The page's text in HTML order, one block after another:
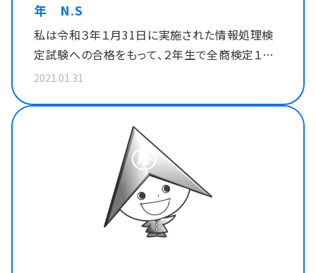
年 N.S
私は令和３年１月31日に実施された情報処理検
定試験への合格をもって、２年生で全商検定１級
の９冠を達成することができました。また、同年10
の事例なので、このような結果を残すことができ、
とても嬉しく思います。 高校入学当初は、「私に
できるはずがない」と、９冠達成すら目標としてい
ませんでした。ですが、１年生の頃から積極的に受
検をする環境を先生方がつくってくださったため、
全商の検定に１つ、また１つと合格していくうちに、
2021.01.31